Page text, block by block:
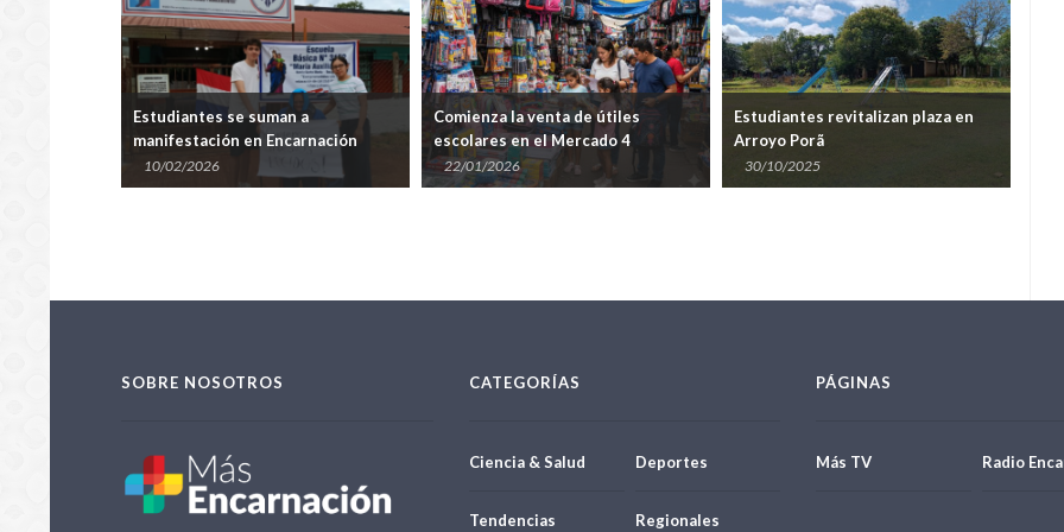
Estudiantes se suman a
manifestación en Encarnación
contra la reforma de la Caja Fiscal
10/02/2026
Comienza la venta de útiles
escolares en el Mercado 4
22/01/2026
Estudiantes revitalizan plaza en
Arroyo Porã
30/10/2025
SOBRE NOSOTROS CATEGORÍAS
Ciencia & Salud Deportes
Tendencias Regionales
PÁGINAS
Más TV Radio